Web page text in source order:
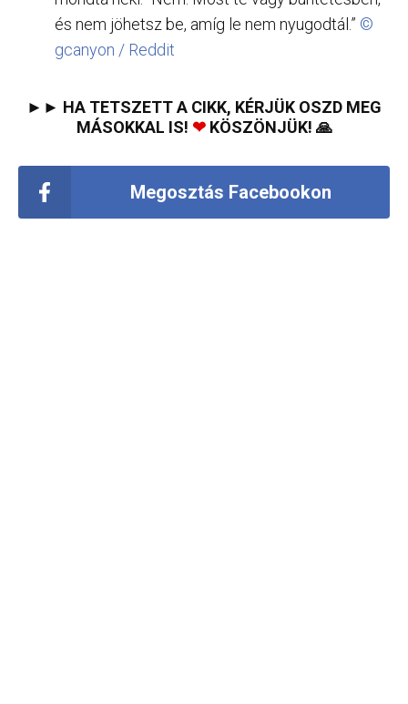
és nem jöhetsz be, amíg le nem nyugodtál.” ©
gcanyon / Reddit
►► HA TETSZETT A CIKK, KÉRJÜK OSZD MEG
MÁSOKKAL IS! ❤KÖSZÖNJÜK! 🙏
Megosztás Facebookon